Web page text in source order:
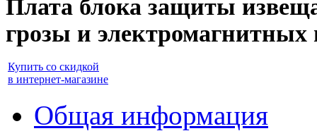
Плата блока защиты
грозы и электромагнитных
Купить со скидкой
в интернет-магазине
Общая информация